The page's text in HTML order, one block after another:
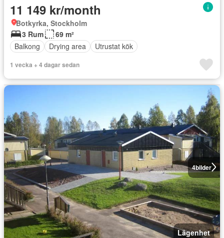
11 149 kr/month
Botkyrka, Stockholm
3 Rum
69 m²
Balkong
Drying area Utrustat kök
1 vecka + 4 dagar sedan
4bilder
Lägenhet